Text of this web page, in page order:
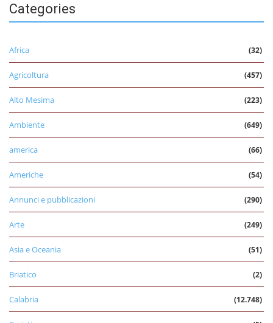
Categories
Africa (32)
Agricoltura (457)
Alto Mesima (223)
Ambiente (649)
america (66)
Americhe (54)
Annunci e pubblicazioni (290)
Arte (249)
Asia e Oceania (51)
Briatico (2)
Calabria (12.748)